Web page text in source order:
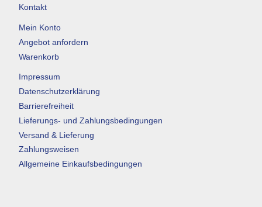
Kontakt
Mein Konto
Angebot anfordern
Warenkorb
Impressum
Datenschutzerklärung
Barrierefreiheit
Lieferungs- und Zahlungsbedingungen
Versand & Lieferung
Zahlungsweisen
Allgemeine Einkaufsbedingungen